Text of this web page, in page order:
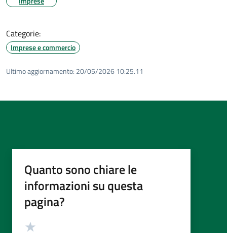
Categorie:
Imprese e commercio
Ultimo aggiornamento: 20/05/2026 10:25.11
Quanto sono chiare le
informazioni su questa
pagina?
Valutazione